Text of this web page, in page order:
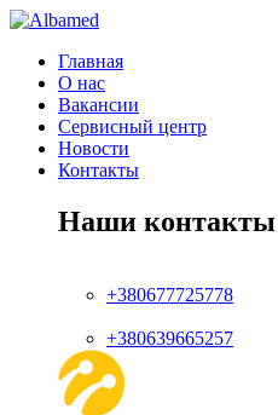
Главная
О нас
Вакансии
Сервисный центр
Новости
Контакты
Наши контакты
+380677725778
+380639665257